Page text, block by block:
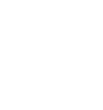
Copyright